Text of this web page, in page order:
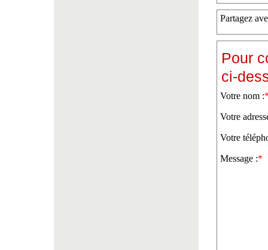
Partagez
Pour
ci-
Votre nom :
Votre
Votre
Message :*